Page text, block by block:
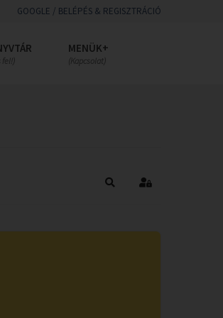
GOOGLE / BELÉPÉS & REGISZTRÁCIÓ
fel!)
MENÜK+
(Kapcsolat)
KeresésBejelentkezés